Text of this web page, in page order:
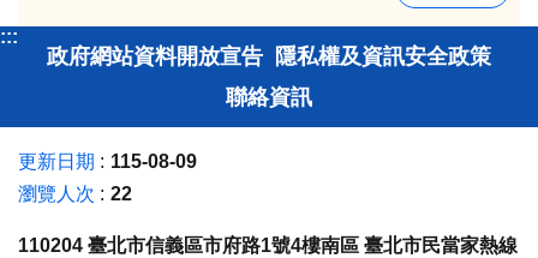
:::
政府網站資料開放宣告 隱私權及資訊安全政策
聯絡資訊
更新日期
115-08-09
瀏覽人次
22
110204 臺北市信義區市府路1號4樓南區 臺北市民當家熱線